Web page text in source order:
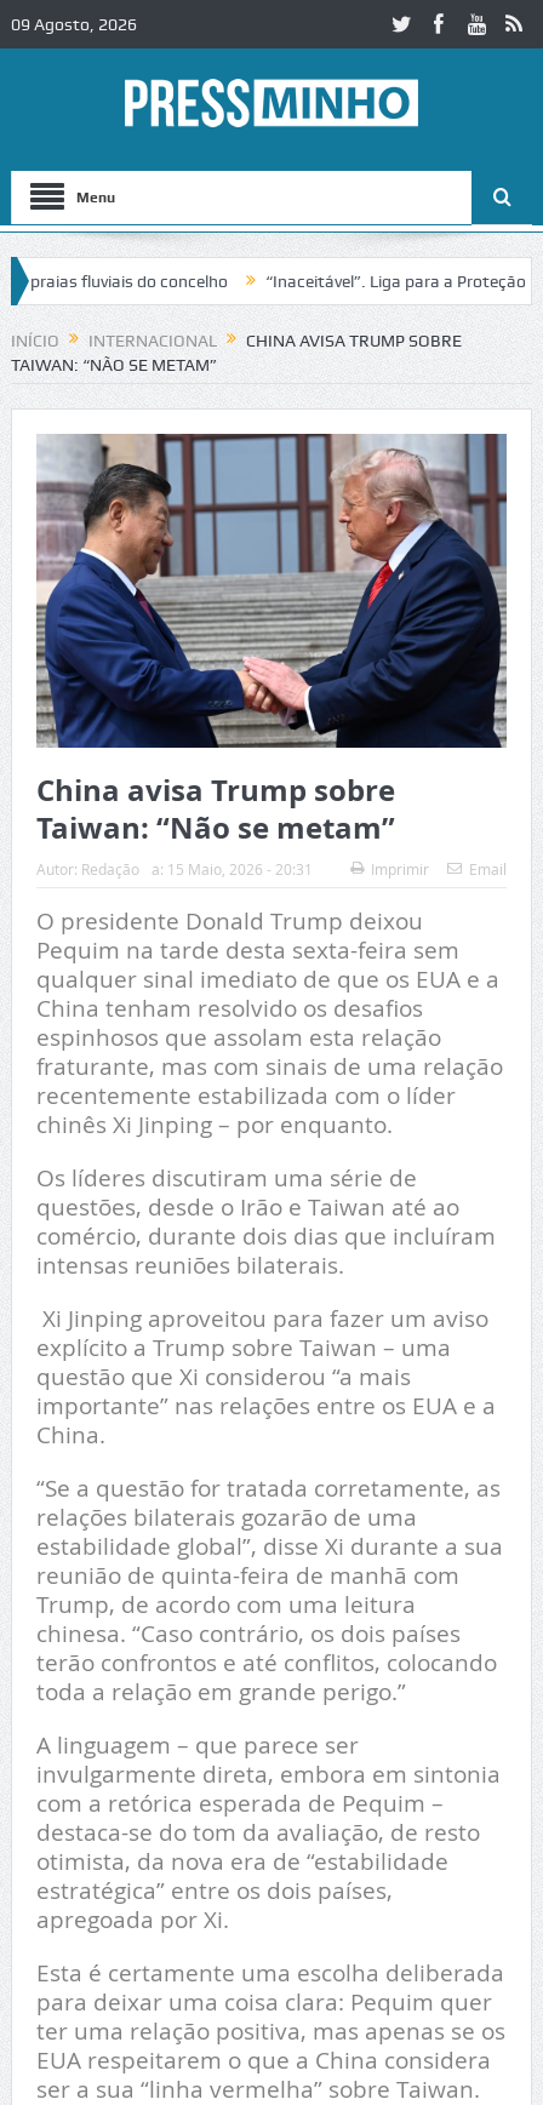
09 Agosto, 2026
Menu
fluviais do concelho “Inaceitável”. Liga para a Proteção da
trânsito no IC2 em Alcobaça Igreja do Castelo de Cerveira
INÍCIO INTERNACIONAL
CHINA AVISA TRUMP SOBRE
TAIWAN: “NÃO SE METAM”
China avisa Trump sobre
Taiwan: “Não se metam”
Autor: Redação a: 15 Maio, 2026 - 20:31 Imprimir Email
O presidente Donald Trump deixou
Pequim na tarde desta sexta-feira sem
qualquer sinal imediato de que os EUA e a
China tenham resolvido os desafios
espinhosos que assolam esta relação
fraturante, mas com sinais de uma relação
recentemente estabilizada com o líder
chinês Xi Jinping – por enquanto.
Os líderes discutiram uma série de
questões, desde o Irão e Taiwan até ao
comércio, durante dois dias que incluíram
intensas reuniões bilaterais.
Xi Jinping aproveitou para fazer um aviso
explícito a Trump sobre Taiwan – uma
questão que Xi considerou “a mais
importante” nas relações entre os EUA e a
China.
“Se a questão for tratada corretamente, as
relações bilaterais gozarão de uma
estabilidade global”, disse Xi durante a sua
reunião de quinta-feira de manhã com
Trump, de acordo com uma leitura
chinesa. “Caso contrário, os dois países
terão confrontos e até conflitos, colocando
toda a relação em grande perigo.”
A linguagem – que parece ser
invulgarmente direta, embora em sintonia
com a retórica esperada de Pequim –
destaca-se do tom da avaliação, de resto
otimista, da nova era de “estabilidade
estratégica” entre os dois países,
apregoada por Xi.
Esta é certamente uma escolha deliberada
para deixar uma coisa clara: Pequim quer
ter uma relação positiva, mas apenas se os
EUA respeitarem o que a China considera
ser a sua “linha vermelha” sobre Taiwan.